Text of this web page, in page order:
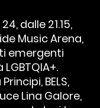
dalle 21.15,
Music Arena,
emergenti
BELS,
Lina Galore,